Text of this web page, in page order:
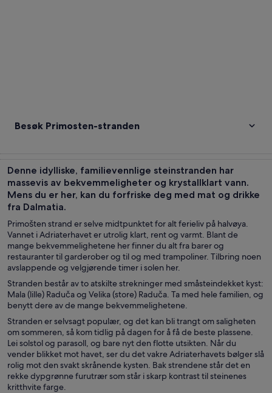
Besøk Primosten-stranden
Denne idylliske, familievennlige steinstranden har
massevis av bekvemmeligheter og krystallklart vann.
Mens du er her, kan du forfriske deg med mat og drikke
fra Dalmatia.
Primošten strand er selve midtpunktet for alt ferieliv på halvøya.
Vannet i Adriaterhavet er utrolig klart, rent og varmt. Blant de
mange bekvemmelighetene her finner du alt fra barer og
restauranter til garderober og til og med trampoliner. Tilbring noen
avslappende og velgjørende timer i solen her.
Stranden består av to atskilte strekninger med småsteindekket kyst:
Mala (lille) Raduča og Velika (store) Raduča. Ta med hele familien, og
benytt dere av de mange bekvemmelighetene.
Stranden er selvsagt populær, og det kan bli trangt om saligheten
om sommeren, så kom tidlig på dagen for å få de beste plassene.
Lei solstol og parasoll, og bare nyt den flotte utsikten. Når du
vender blikket mot havet, ser du det vakre Adriaterhavets bølger slå
rolig mot den svakt skrånende kysten. Bak strendene står det en
rekke dypgrønne furutrær som står i skarp kontrast til steinenes
kritthvite farge.